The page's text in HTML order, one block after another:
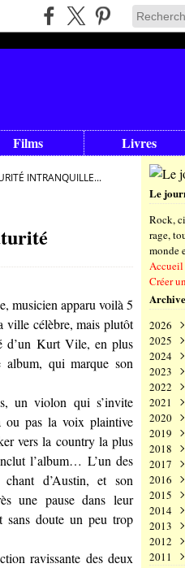
Films Livres
INTRANQUILLE...
, musicien apparu voilà 5
ville célèbre, mais plutôt
d’un Kurt Vile, en plus
qui marque son
un violon qui s’invite
ou pas la voix plaintive
vers la country la plus
l’album… L’un des
d’Austin, et son
une pause dans leur
sans doute un peu trop
ravissante des deux
Le
Rock,
rage,
monde
Créer
2026
Août
Juillet
Juin
Mai
Avril
Mars
2025
Août
Juillet
Juin
Mai
Avril
Mars
2024
Août
Juillet
Juin
Mai
Avril
Mars
2023
Août
Juillet
Juin
Mai
Avril
Mars
2022
Août
Juillet
Juin
Mai
Avril
Mars
2021
Août
Juillet
Juin
Mai
Avril
Mars
2020
Août
Juillet
Juin
Mai
Avril
2019
Août
Juillet
Juin
Mai
2018
Août
Juillet
Juin
2017
Août
Juillet
2016
Août
2015
2014
2013
2012
2011